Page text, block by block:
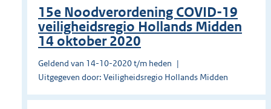
15e Noodverordening COVID-19
veiligheidsregio Hollands Midden
14 oktober 2020
Geldend van 14-10-2020 t/m heden
Uitgegeven door: Veiligheidsregio Hollands Midden